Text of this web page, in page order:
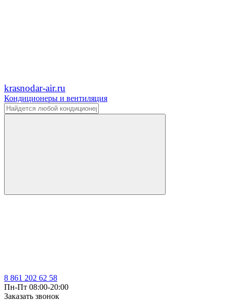
krasnodar-air.ru
Кондиционеры и вентиляция
8 861 202 62 58
Пн-Пт 08:00-20:00
Заказать звонок